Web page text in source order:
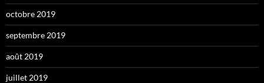
octobre 2019
septembre 2019
août 2019
juillet 2019